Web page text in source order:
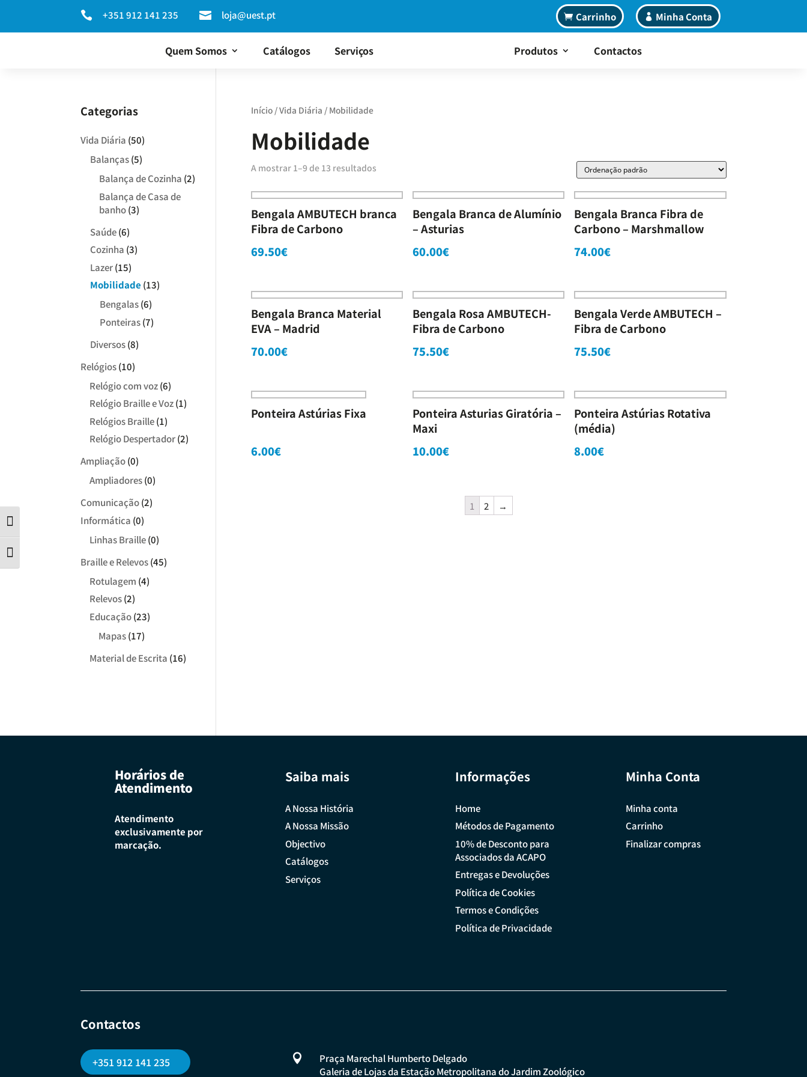
Contraste
Tamanho da letra
 +351 912 141 235  loja@uest.pt Carrinho Minha Conta
Quem Somos Catálogos Serviços Produtos Contactos
Início/Vida Diária / Mobilidade
Mobilidade
A mostrar 1–9 de 13 resultados
Bengala AMBUTECH branca
Fibra de Carbono
69.50€
Bengala Branca de Alumínio
– Asturias
60.00€
Bengala Branca Fibra de
Carbono – Marshmallow
74.00€
Bengala Branca Material
EVA – Madrid
70.00€
Bengala Rosa AMBUTECH-
Fibra de Carbono
75.50€
Bengala Verde AMBUTECH –
Fibra de Carbono
75.50€
Ponteira Astúrias Fixa
6.00€
Ponteira Asturias Giratória –
Maxi
10.00€
Ponteira Astúrias Rotativa
(média)
8.00€
1 2 →
Categorias
Vida Diária (50)
Balanças(5)
Balança de Cozinha (2)
Balança de Casa de
banho(3)
Saúde(6)
Cozinha (3)
Lazer(15)
Mobilidade (13)
Bengalas(6)
Ponteiras(7)
Diversos(8)
Relógios(10)
Relógio com voz(6)
Relógio Braille e Voz(1)
Relógios Braille(1)
Relógio Despertador(2)
Ampliação(0)
Ampliadores(0)
Comunicação(2)
Informática (0)
Linhas Braille(0)
Braille e Relevos(45)
Rotulagem (4)
Relevos(2)
Educação(23)
Mapas(17)
Material de Escrita (16)
Horários de
Atendimento
Atendimento
exclusivamente por
marcação.
Saiba mais
A Nossa História
A Nossa Missão
Objectivo
Catálogos
Serviços
Informações
Home
Métodos de Pagamento
10% de Desconto para
Associados da ACAPO
Entregas e Devoluções
Política de Cookies
Termos e Condições
Política de Privacidade
Minha Conta
Minha conta
Carrinho
Finalizar compras
Contactos
+351 912 141 235 
Praça Marechal Humberto Delgado
Galeria de Lojas da Estação Metropolitana do Jardim Zoológico